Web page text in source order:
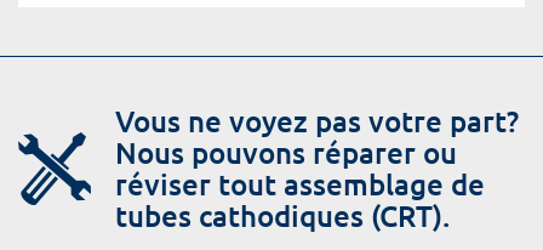
Vous ne voyez pas votre part?
Nous pouvons réparer ou
réviser tout assemblage de
tubes cathodiques (CRT).